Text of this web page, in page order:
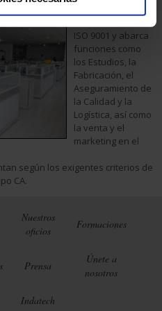
ISO 9001 y abarca
funciones como
los Estudios, la
Fabricación, el
Aseguramiento de
la Calidad y la
Logística, así como
la venta y el
marketing en el
según los exigentes criterios de
CA.
Nuestros
oficios
Formaciones
Prensa
Únete a
nosotros
Indatech